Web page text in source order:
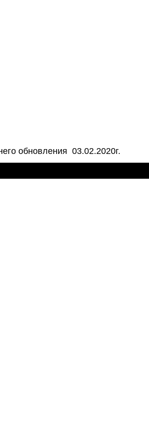
обновления 03.02.2020г.